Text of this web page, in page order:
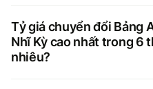
Tỷ giá chuyển đổi Bảng
Nhĩ Kỳ cao nhất trong 6
nhiêu?